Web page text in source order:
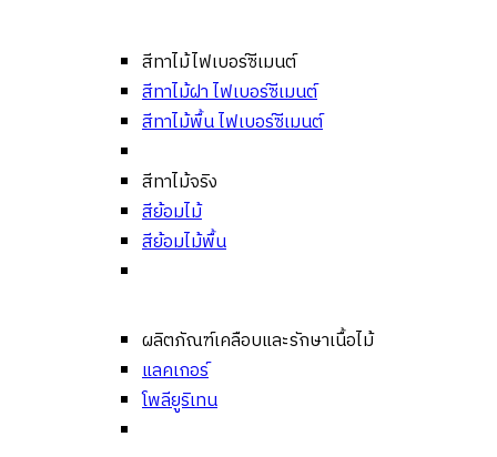
สีทาไม้ไฟเบอร์ซีเมนต์
สีทาไม้ฝา ไฟเบอร์ซีเมนต์
สีทาไม้พื้น ไฟเบอร์ซีเมนต์
สีทาไม้จริง
สีย้อมไม้
สีย้อมไม้พื้น
ผลิตภัณฑ์เคลือบและรักษาเนื้อไม้
แลคเกอร์
โพลียูริเทน